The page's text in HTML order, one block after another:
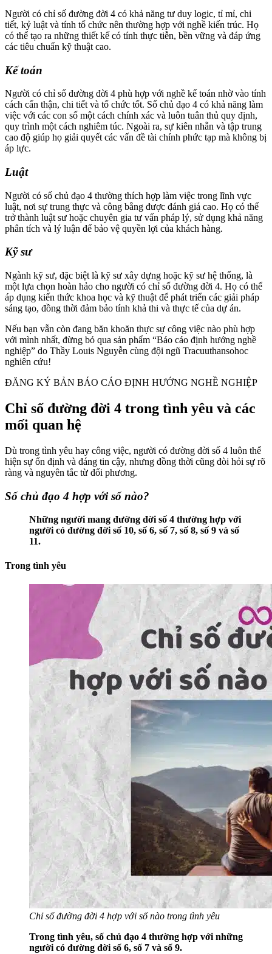
Người có chỉ số đường đời 4 có khả năng tư duy logic, tỉ mỉ, chi
tiết, kỷ luật và tính tổ chức nên thường hợp với nghề kiến trúc. Họ
có thể tạo ra những thiết kế có tính thực tiễn, bền vững và đáp ứng
các tiêu chuẩn kỹ thuật cao.
Kế toán
Người có chỉ số đường đời 4 phù hợp với nghề kế toán nhờ vào tính
cách cẩn thận, chi tiết và tổ chức tốt. Số chủ đạo 4 có khả năng làm
việc với các con số một cách chính xác và luôn tuân thủ quy định,
quy trình một cách nghiêm túc. Ngoài ra, sự kiên nhẫn và tập trung
cao độ giúp họ giải quyết các vấn đề tài chính phức tạp mà không bị
áp lực.
Luật
Người có số chủ đạo 4 thường thích hợp làm việc trong lĩnh vực
luật, nơi sự trung thực và công bằng được đánh giá cao. Họ có thể
trở thành luật sư hoặc chuyên gia tư vấn pháp lý, sử dụng khả năng
phân tích và lý luận để bảo vệ quyền lợi của khách hàng.
Kỹ sư
Ngành kỹ sư, đặc biệt là kỹ sư xây dựng hoặc kỹ sư hệ thống, là
một lựa chọn hoàn hảo cho người có chỉ số đường đời 4. Họ có thể
áp dụng kiến thức khoa học và kỹ thuật để phát triển các giải pháp
sáng tạo, đồng thời đảm bảo tính khả thi và thực tế của dự án.
Nếu bạn vẫn còn đang băn khoăn thực sự công việc nào phù hợp
với mình nhất, đừng bỏ qua sản phẩm “Báo cáo định hướng nghề
nghiệp” do Thầy Louis Nguyễn cùng đội ngũ Tracuuthansohoc
nghiên cứu!
ĐĂNG KÝ BẢN BÁO CÁO ĐỊNH HƯỚNG NGHỀ NGHIỆP
Chỉ số đường đời 4 trong tình yêu và các
mối quan hệ
Dù trong tình yêu hay công việc, người có đường đời số 4 luôn thể
hiện sự ổn định và đáng tin cậy, nhưng đồng thời cũng đòi hỏi sự rõ
ràng và nguyên tắc từ đối phương.
Số chủ đạo 4 hợp với số nào?
Những người mang đường đời số 4 thường hợp với
người có đường đời số 10, số 6, số 7, số 8, số 9 và số
11.
Trong tình yêu
Chỉ số đường đời 4 hợp với số nào trong tình yêu
Trong tình yêu, số chủ đạo 4 thường hợp với những
người có đường đời số 6, số 7 và số 9.